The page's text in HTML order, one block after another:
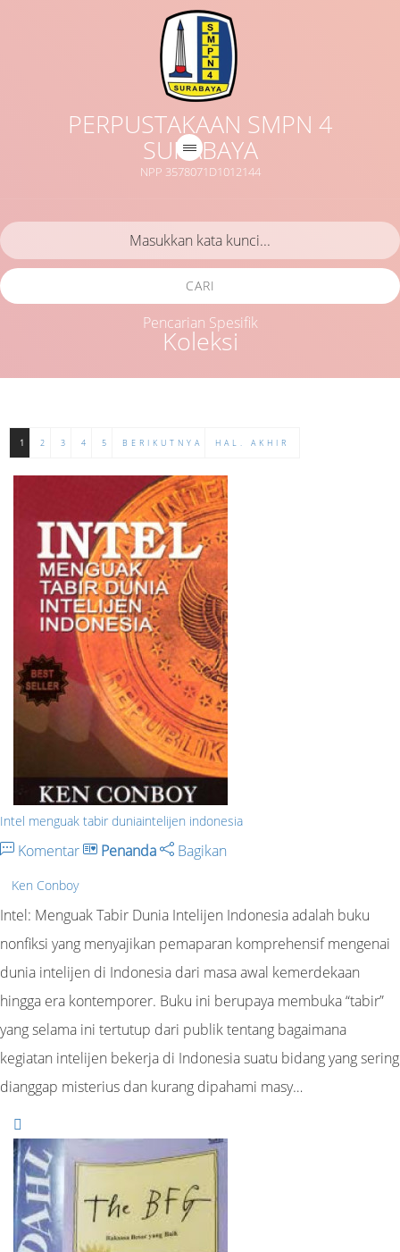
PERPUSTAKAAN SMPN 4
SURABAYA
NPP 3578071D1012144
Koleksi
CARI
Pencarian Spesifik
1 2 3 4 5 BERIKUTNYA HAL. AKHIR
Intel menguak tabir duniaintelijen indonesia
Komentar Penanda Bagikan
Ken Conboy
Intel: Menguak Tabir Dunia Intelijen Indonesia adalah buku
nonfiksi yang menyajikan pemaparan komprehensif mengenai
dunia intelijen di Indonesia dari masa awal kemerdekaan
hingga era kontemporer. Buku ini berupaya membuka “tabir”
yang selama ini tertutup dari publik tentang bagaimana
kegiatan intelijen bekerja di Indonesia suatu bidang yang sering
dianggap misterius dan kurang dipahami masy…